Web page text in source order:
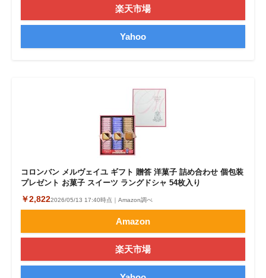
楽天市場
Yahoo
コロンバン メルヴェイユ ギフト 贈答 洋菓子 詰め合わせ 個包装
プレゼント お菓子 スイーツ ラングドシャ 54枚入り
￥2,8222026/05/13 17:40時点｜Amazon調べ
Amazon
楽天市場